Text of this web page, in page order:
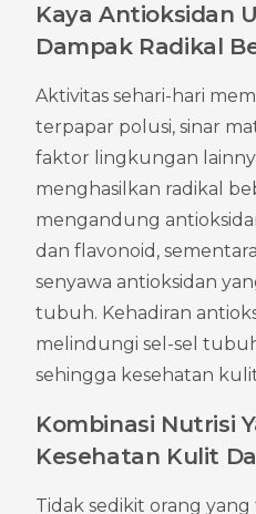
Kaya Antioksidan
Dampak Radikal
Aktivitas sehari-hari
terpapar polusi, sinar
faktor lingkungan
menghasilkan radikal
mengandung
dan flavonoid,
senyawa antioksidan
tubuh. Kehadiran
melindungi sel-sel
sehingga kesehatan
Kombinasi Nutrisi
Kesehatan Kulit
Tidak sedikit orang